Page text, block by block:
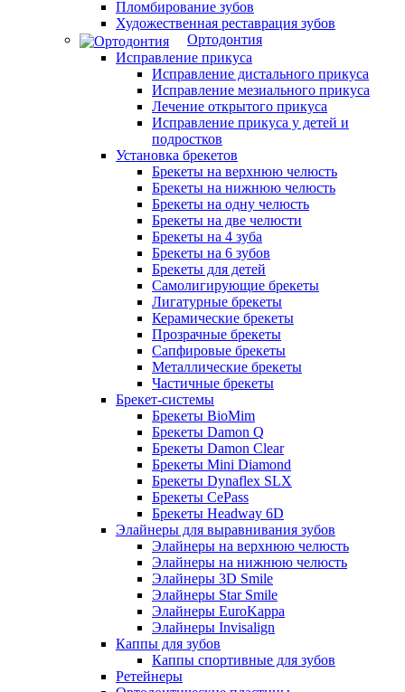
Пломбирование зубов
Художественная реставрация зубов
Ортодонтия
Исправление прикуса
Исправление дистального прикуса
Исправление мезиального прикуса
Лечение открытого прикуса
Исправление прикуса у детей и
подростков
Установка брекетов
Брекеты на верхнюю челюсть
Брекеты на нижнюю челюсть
Брекеты на одну челюсть
Брекеты на две челюсти
Брекеты на 4 зуба
Брекеты на 6 зубов
Брекеты для детей
Самолигирующие брекеты
Лигатурные брекеты
Керамические брекеты
Прозрачные брекеты
Сапфировые брекеты
Металлические брекеты
Частичные брекеты
Брекет-системы
Брекеты BioMim
Брекеты Damon Q
Брекеты Damon Clear
Брекеты Mini Diamond
Брекеты Dynaflex SLX
Брекеты CePass
Брекеты Headway 6D
Элайнеры для выравнивания зубов
Элайнеры на верхнюю челюсть
Элайнеры на нижнюю челюсть
Элайнеры 3D Smile
Элайнеры Star Smile
Элайнеры EuroKappa
Элайнеры Invisalign
Каппы для зубов
Каппы спортивные для зубов
Ретейнеры